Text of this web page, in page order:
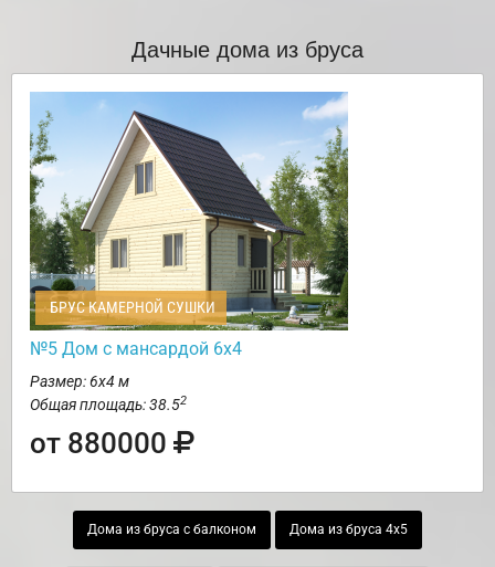
Дачные дома из бруса
БРУС КАМЕРНОЙ СУШКИ
№5 Дом с мансардой 6х4
Размер: 6х4 м
Общая площадь: 38.52
от 880000
Дома из бруса с балконом Дома из бруса 4х5